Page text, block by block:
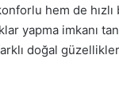
hem de
yapma imkanı
doğal